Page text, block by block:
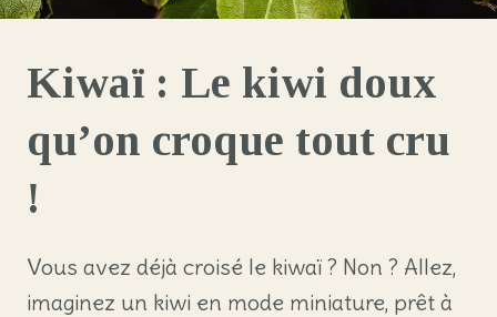
Kiwaï : Le kiwi doux
qu’on croque tout cru
!
Vous avez déjà croisé le kiwaï ? Non ? Allez,
imaginez un kiwi en mode miniature, prêt à